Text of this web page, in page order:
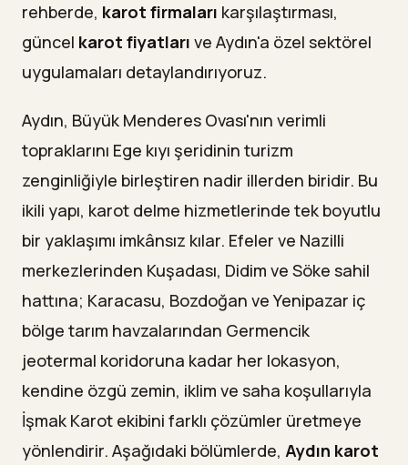
Aydın'ın hangi ilçelerine hizmet veriyorsunuz ve
ne kadar sürede geliyorsunuz?
16
Sonuç: Aydın'da Karot Delme Standardını
rehberde, karot firmaları karşılaştırması,
güncel karot fiyatları ve Aydın'a özel sektörel
uygulamaları detaylandırıyoruz.
Aydın, Büyük Menderes Ovası'nın verimli
topraklarını Ege kıyı şeridinin turizm
zenginliğiyle birleştiren nadir illerden biridir. Bu
ikili yapı, karot delme hizmetlerinde tek boyutlu
bir yaklaşımı imkânsız kılar. Efeler ve Nazilli
merkezlerinden Kuşadası, Didim ve Söke sahil
hattına; Karacasu, Bozdoğan ve Yenipazar iç
bölge tarım havzalarından Germencik
jeotermal koridoruna kadar her lokasyon,
kendine özgü zemin, iklim ve saha koşullarıyla
İşmak Karot ekibini farklı çözümler üretmeye
yönlendirir. Aşağıdaki bölümlerde, Aydın karot